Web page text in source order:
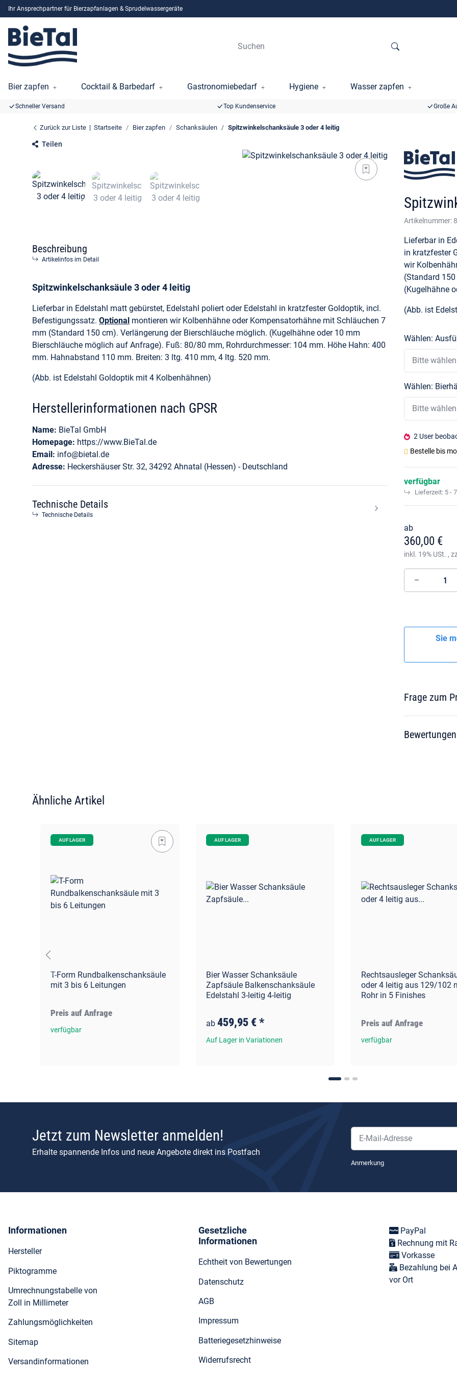
Ihr Ansprechpartner für Bierzapfanlagen & Sprudelwassergeräte
Bier zapfen Cocktail & Barbedarf Gastronomiebedarf Hygiene Wasser zapfen
Schneller Versand Top Kundenservice Große
Zurück zur Liste Startseite Bier zapfen Schanksäulen Spitzwinkelschanksäule 3 oder 4 leitig
Artikelnummer:
Lieferbar in
in kratzfester
wir
(Standard
(Kugelhähne
(Abb. ist
Wählen:
Bitte
Wählen:
Bitte
2 User
Bestelle bis
verfügbar
Lieferzeit: 5 -
ab
360,00 €
inkl. 19% USt. ,
Sie
Frage zum
Bewertungen
Teilen
Beschreibung
Artikelinfos im Detail
Spitzwinkelschanksäule 3 oder 4 leitig
Lieferbar in Edelstahl matt gebürstet, Edelstahl poliert oder Edelstahl in kratzfester Goldoptik, incl.
Befestigungssatz. Optional montieren wir Kolbenhähne oder Kompensatorhähne mit Schläuchen 7
mm (Standard 150 cm). Verlängerung der Bierschläuche möglich. (Kugelhähne oder 10 mm
Bierschläuche möglich auf Anfrage). Fuß: 80/80 mm, Rohrdurchmesser: 104 mm. Höhe Hahn: 400
mm. Hahnabstand 110 mm. Breiten: 3 ltg. 410 mm, 4 ltg. 520 mm.
(Abb. ist Edelstahl Goldoptik mit 4 Kolbenhähnen)
Herstellerinformationen nach GPSR
Name: BieTal GmbH
Homepage: https://www.BieTal.de
Email: info@bietal.de
Adresse: Heckershäuser Str. 32, 34292 Ahnatal (Hessen) - Deutschland
Technische Details
Technische Details
Ähnliche Artikel
AUF LAGER
T-Form Rundbalkenschanksäule
mit 3 bis 6 Leitungen
Preis auf Anfrage
verfügbar
AUF LAGER
Bier Wasser Schanksäule
Zapfsäule Balkenschanksäule
Edelstahl 3-leitig 4-leitig
ab 459,95 €*
Auf Lager in Variationen
AUF LAGER
Rechtsausleger
oder 4 leitig aus 129/102
Rohr in 5 Finishes
Preis auf Anfrage
verfügbar
Jetzt zum Newsletter anmelden!
Erhalte spannende Infos und neue Angebote direkt ins Postfach
Anmerkung
Informationen
Hersteller
Piktogramme
Umrechnungstabelle von
Zoll in Millimeter
Zahlungsmöglichkeiten
Sitemap
Versandinformationen
Gesetzliche
Informationen
Echtheit von Bewertungen
Datenschutz
AGB
Impressum
Batteriegesetzhinweise
Widerrufsrecht
PayPal
Rechnung mit
Vorkasse
Bezahlung bei
vor Ort